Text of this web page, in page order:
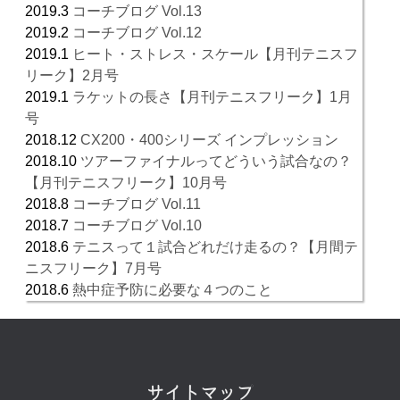
2019.3 コーチブログ Vol.13
2019.2 コーチブログ Vol.12
2019.1 ヒート・ストレス・スケール【月刊テニスフ
リーク】2月号
2019.1 ラケットの長さ【月刊テニスフリーク】1月
号
2018.12 CX200・400シリーズ インプレッション
2018.10 ツアーファイナルってどういう試合なの？
【月刊テニスフリーク】10月号
2018.8 コーチブログ Vol.11
2018.7 コーチブログ Vol.10
2018.6 テニスって１試合どれだけ走るの？【月間テ
ニスフリーク】7月号
2018.6 熱中症予防に必要な４つのこと
サイトマップ